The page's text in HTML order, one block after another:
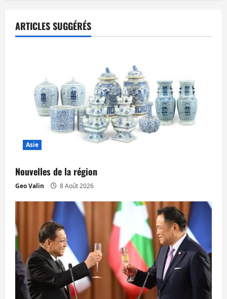
t
r
t
i
c
l
e
ARTICLES SUGGÉRÉS
Asie
Nouvelles de la région
Geo Valin 8 Août 2026